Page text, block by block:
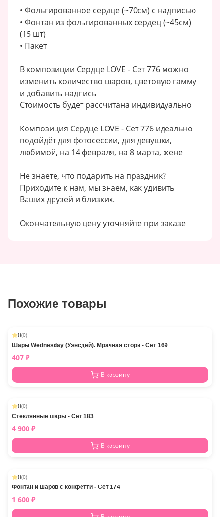
• Фольгированное сердце (~70см) с надписью
• Фонтан из фольгированных сердец (~45см)
(15 шт)
• Пакет
В композиции Сердце LOVE - Сет 776 можно
изменить количество шаров, цветовую гамму
и добавить надпись
Стоимость будет рассчитана индивидуально
Композиция Сердце LOVE - Сет 776 идеально
подойдёт для фотосессии, для девушки,
любимой, на 14 февраля, на 8 марта, жене
Не знаете, что подарить на праздник?
Приходите к нам, мы знаем, как удивить
Ваших друзей и близких.
Окончательную цену уточняйте при заказе
Похожие товары
0(0)
Шары Wednesday (Уэнсдей). Мрачная стори - Сет 169
407 ₽
В корзину
0(0)
Стеклянные шары - Сет 183
4 900 ₽
В корзину
0(0)
Фонтан и шаров с конфетти - Сет 174
1 600 ₽